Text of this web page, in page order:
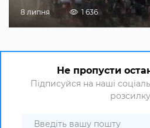
8 липня 1 636
Не пропусти
Підписуйся на наші